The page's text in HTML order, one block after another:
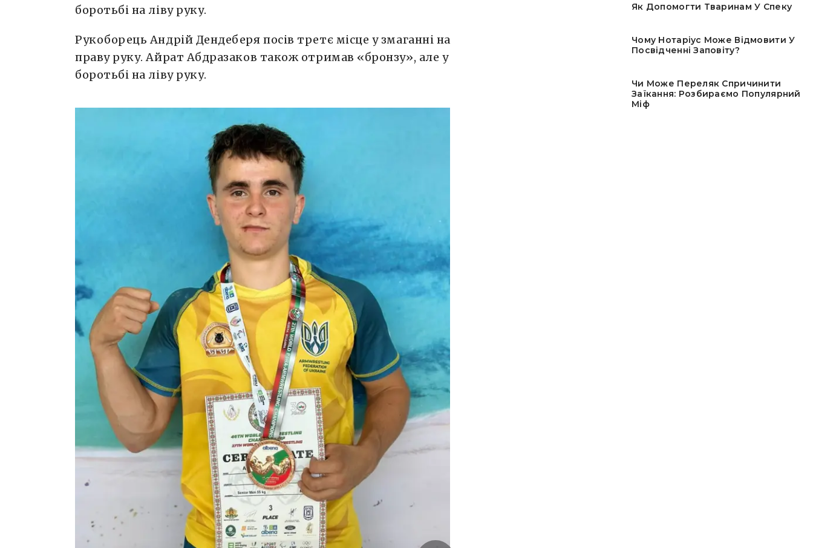
боротьбі на ліву руку.
Рукоборець Андрій Дендеберя посів третє місце у змаганні на
праву руку. Айрат Абдразаков також отримав «бронзу», але у
боротьбі на ліву руку.
Як Допомогти Тваринам У Спеку
Чому Нотаріус Може Відмовити У
Посвідченні Заповіту?
Чи Може Переляк Спричинити
Заїкання: Розбираємо Популярний
Міф